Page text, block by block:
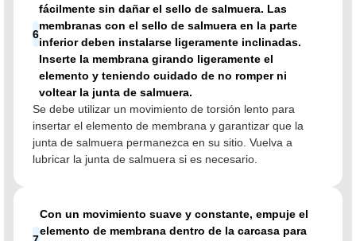
6
fácilmente sin dañar el sello de salmuera. Las
membranas con el sello de salmuera en la parte
inferior deben instalarse ligeramente inclinadas.
Inserte la membrana girando ligeramente el
elemento y teniendo cuidado de no romper ni
voltear la junta de salmuera.
Se debe utilizar un movimiento de torsión lento para
insertar el elemento de membrana y garantizar que la
junta de salmuera permanezca en su sitio. Vuelva a
lubricar la junta de salmuera si es necesario.
Con un movimiento suave y constante, empuje el
elemento de membrana dentro de la carcasa para